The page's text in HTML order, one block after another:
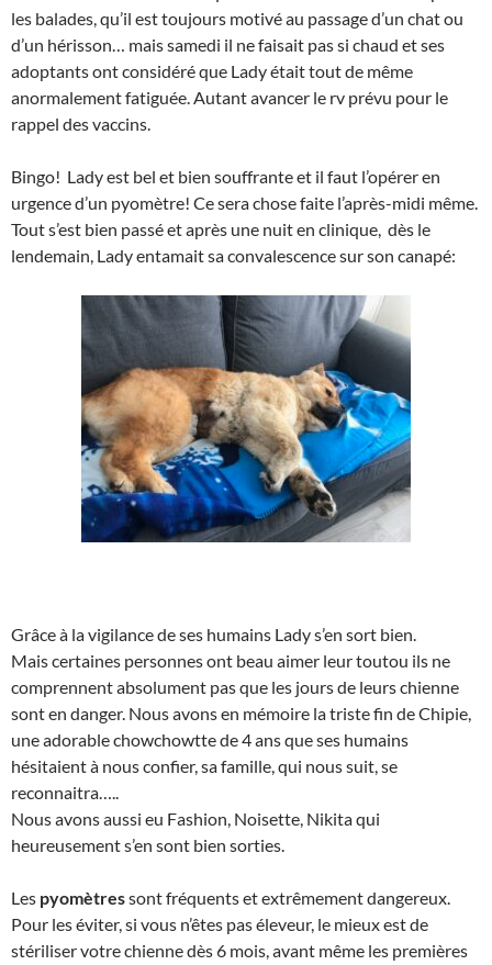
les balades, qu’il est toujours motivé au passage d’un chat ou
d’un hérisson… mais samedi il ne faisait pas si chaud et ses
adoptants ont considéré que Lady était tout de même
anormalement fatiguée. Autant avancer le rv prévu pour le
rappel des vaccins.
Bingo! Lady est bel et bien souffrante et il faut l’opérer en
urgence d’un pyomètre! Ce sera chose faite l’après-midi même.
Tout s’est bien passé et après une nuit en clinique, dès le
lendemain, Lady entamait sa convalescence sur son canapé:
Grâce à la vigilance de ses humains Lady s’en sort bien.
Mais certaines personnes ont beau aimer leur toutou ils ne
comprennent absolument pas que les jours de leurs chienne
sont en danger. Nous avons en mémoire la triste fin de Chipie,
une adorable chowchowtte de 4 ans que ses humains
hésitaient à nous confier, sa famille, qui nous suit, se
reconnaitra…..
Nous avons aussi eu Fashion, Noisette, Nikita qui
heureusement s’en sont bien sorties.
Les pyomètressont fréquents et extrêmement dangereux.
Pour les éviter, si vous n’êtes pas éleveur, le mieux est de
stériliser votre chienne dès 6 mois, avant même les premières